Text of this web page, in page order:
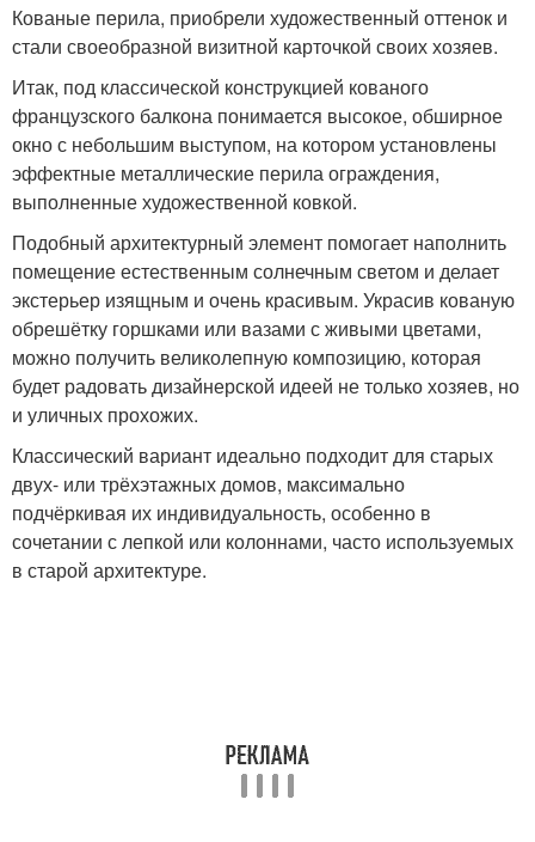
Кованые перила, приобрели художественный оттенок и
стали своеобразной визитной карточкой своих хозяев.
Итак, под классической конструкцией кованого
французского балкона понимается высокое, обширное
окно с небольшим выступом, на котором установлены
эффектные металлические перила ограждения,
выполненные художественной ковкой.
Подобный архитектурный элемент помогает наполнить
помещение естественным солнечным светом и делает
экстерьер изящным и очень красивым. Украсив кованую
обрешётку горшками или вазами с живыми цветами,
можно получить великолепную композицию, которая
будет радовать дизайнерской идеей не только хозяев, но
и уличных прохожих.
Классический вариант идеально подходит для старых
двух- или трёхэтажных домов, максимально
подчёркивая их индивидуальность, особенно в
сочетании с лепкой или колоннами, часто используемых
в старой архитектуре.